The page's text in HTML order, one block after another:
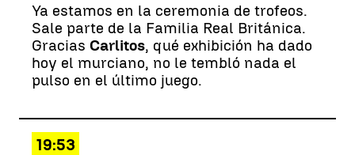
Ya estamos en la ceremonia de trofeos.
Sale parte de la Familia Real Británica.
Gracias Carlitos, qué exhibición ha dado
hoy el murciano, no le tembló nada el
pulso en el último juego.
19:53